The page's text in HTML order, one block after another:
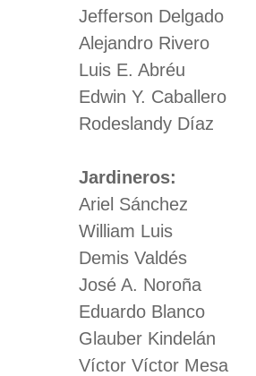
Jefferson Delgado
Alejandro Rivero
Luis E. Abréu
Edwin Y. Caballero
Rodeslandy Díaz
Jardineros:
Ariel Sánchez
William Luis
Demis Valdés
José A. Noroña
Eduardo Blanco
Glauber Kindelán
Víctor Víctor Mesa